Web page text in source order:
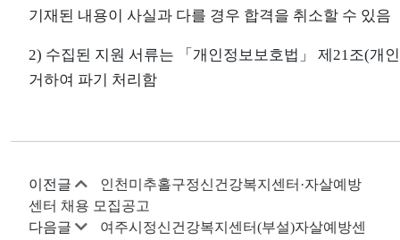
기재된 내용이 사실과 다를 경우 합격을 취소할 수 있음
2) 수집된 지원 서류는 「 개인정보보호법 」 제21조(개
거하여 파기 처리함
이전글
인천미추홀구정신건강복지센터·자살예방
센터 채용 모집공고
다음글
여주시정신건강복지센터(부설)자살예방센